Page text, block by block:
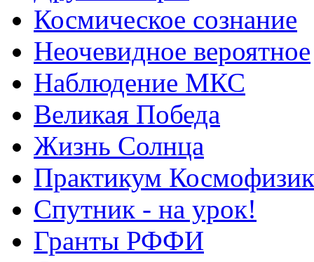
Космическое сознание
Неочевидное вероятное
Наблюдение МКС
Великая Победа
Жизнь Солнца
Практикум
Спутник - на урок!
Гранты РФФИ